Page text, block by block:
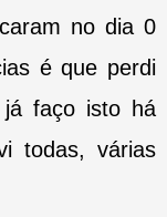
no dia 0
é que perdi
faço isto há
todas, várias